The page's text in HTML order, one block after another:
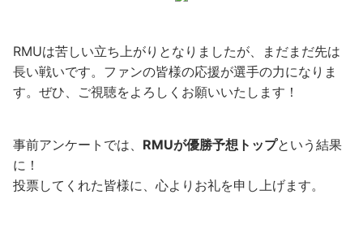
RMUは苦しい立ち上がりとなりましたが、まだまだ先は
長い戦いです。ファンの皆様の応援が選手の力になりま
す。ぜひ、ご視聴をよろしくお願いいたします！
事前アンケートでは、 RMUが優勝予想トップという結果
に！
投票してくれた皆様に、心よりお礼を申し上げます。